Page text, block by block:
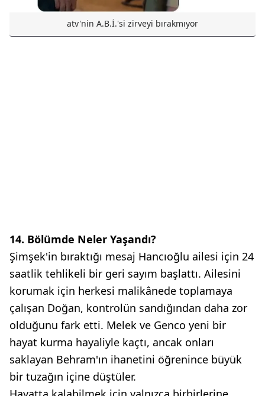
atv'nin A.B.İ.'si zirveyi bırakmıyor
14. Bölümde Neler Yaşandı?
Şimşek'in bıraktığı mesaj Hancıoğlu ailesi için 24
saatlik tehlikeli bir geri sayım başlattı. Ailesini
korumak için herkesi malikânede toplamaya
çalışan Doğan, kontrolün sandığından daha zor
olduğunu fark etti. Melek ve Genco yeni bir
hayat kurma hayaliyle kaçtı, ancak onları
saklayan Behram'ın ihanetini öğrenince büyük
bir tuzağın içine düştüler.